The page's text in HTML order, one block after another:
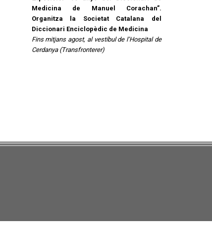
Medicina de Manuel Corachan”.
Organitza la Societat Catalana del
Diccionari Enciclopèdic de Medicina
Fins mitjans agost, al vestíbul de l’Hospital de
Cerdanya (Transfronterer)